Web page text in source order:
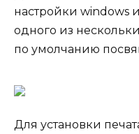
настройки windows
одного из
по умолчанию
Для установки